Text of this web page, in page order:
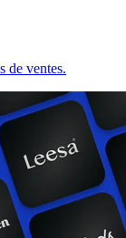
de ventes.